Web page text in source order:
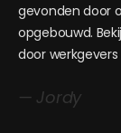
gevonden door
opgebouwd.
door
— Jordy